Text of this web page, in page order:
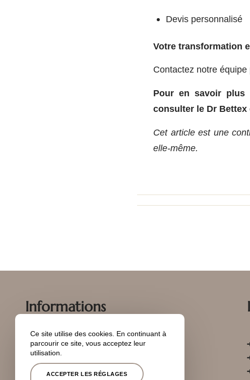
Devis personnalisé
Votre transformation
Contactez notre
Pour en savoir plus
consulter le Dr Bettex
Cet article est une
elle-même.
Informations
04 91 46 36 14
Ce site utilise des cookies. En continuant à
parcourir ce site, vous acceptez leur
utilisation.
ACCEPTER LES RÉGLAGES